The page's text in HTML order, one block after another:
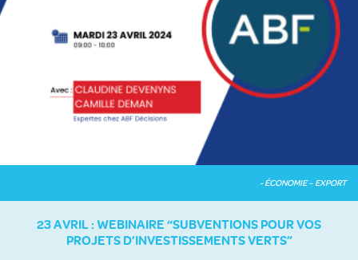
- ÉCONOMIE – EXPORT
23 AVRIL : WEBINAIRE “SUBVENTIONS POUR VOS
PROJETS D’INVESTISSEMENTS VERTS”